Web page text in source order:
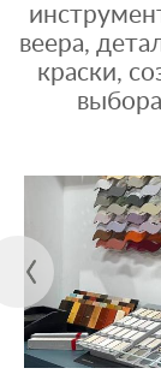
веера,
краски,